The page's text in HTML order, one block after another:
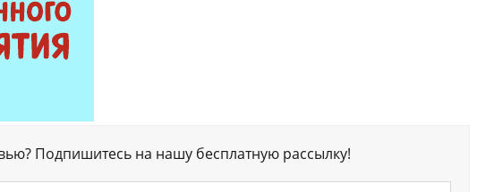
Подпишитесь на нашу бесплатную рассылку!